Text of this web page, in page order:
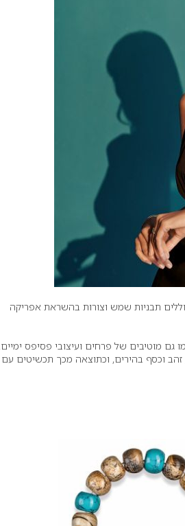
תבניות שמש וצורות בהשראת אפריקה
גם מוטיבים של פרחים ועיצובי פסיפס ימיים.
זהב וכסף בהירים, וכתוצאה מכך תכשיטים עם